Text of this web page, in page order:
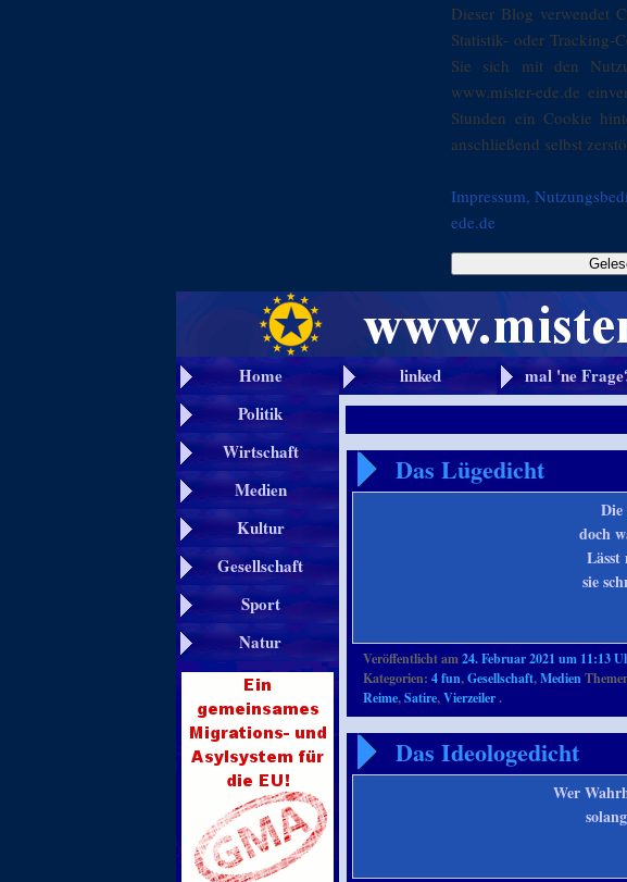
Dieser Blog verwendet
Statistik- oder Tracking-
Sie sich mit den
www.mister-ede.de
Stunden ein Cookie
anschließend selbst
Impressum,
ede.de
Home linked mal 'ne
Politik
Wirtschaft
Medien
Kultur
Gesellschaft
Sport
Natur
Das Lügedicht
doch
Lässt
sie
Veröffentlicht am24. Februar 2021 um 11:13
Kategorien:4 fun,Gesellschaft,Medien
Reime,Satire,Vierzeiler.
Das Ideologedicht
Wer